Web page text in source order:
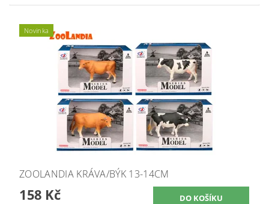
Novinka
ZOOLANDIA KRÁVA/BÝK 13-14CM
158 Kč